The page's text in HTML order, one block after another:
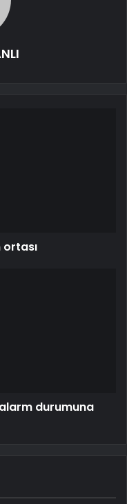
durumuna